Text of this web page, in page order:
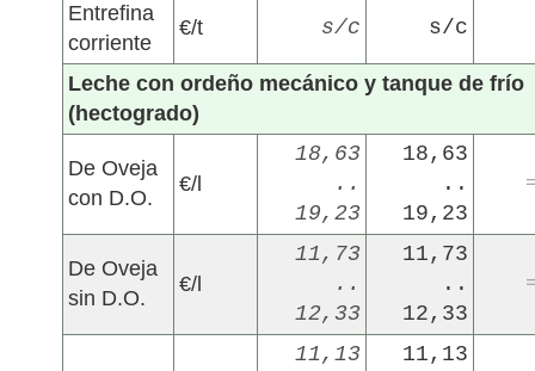
Entrefina
corriente
€/t s/c s/c
Leche con ordeño mecánico y tanque de frío
(hectogrado)
De Oveja
con D.O.
€/l
18,63
..
19,23
18,63
..
19,23
De Oveja
sin D.O.
€/l
11,73
..
12,33
11,73
..
12,33
11,13
11,13